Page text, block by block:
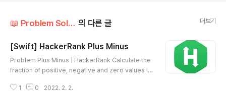
📖 Problem Solution/Etc 의 다른 글 더보기
[Swift] HackerRank Plus Minus
Problem Plus Minus | HackerRank Calculate the
fraction of positive, negative and zero values in
TML 삽입 미리보기할 수 없는 소스
1 0 2022. 2. 2.